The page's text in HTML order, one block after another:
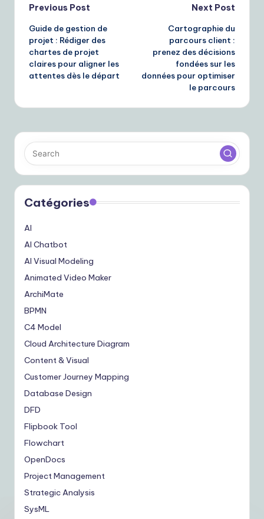
Post
navigation
Previous Post
Guide de gestion de
projet : Rédiger des
chartes de projet
claires pour aligner les
attentes dès le départ
Next Post
Cartographie du
parcours client :
prenez des décisions
fondées sur les
données pour optimiser
le parcours
Catégories
AI
AI Chatbot
AI Visual Modeling
Animated Video Maker
ArchiMate
BPMN
C4 Model
Cloud Architecture Diagram
Content & Visual
Customer Journey Mapping
Database Design
DFD
Flipbook Tool
Flowchart
OpenDocs
Project Management
Strategic Analysis
SysML